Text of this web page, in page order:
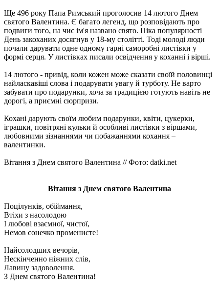
Ще 496 року Папа Римський проголосив 14 лютого Днем
святого Валентина. Є багато легенд, що розповідають про
подвиги того, на чиє ім'я названо свято. Піка популярності
День закоханих досягнув у 18-му столітті. Тоді молоді люди
почали дарувати одне одному гарні саморобні листівки у
формі серця. У листівках писали освідчення у коханні і вірші.
14 лютого - привід, коли кожен може сказати своїй половинці
найласкавіші слова і подарувати увагу й турботу. Не варто
забувати про подарунки, хоча за традицією готують навіть не
дорогі, а приємні сюрпризи.
Кохані дарують своїм любим подарунки, квіти, цукерки,
іграшки, повітряні кульки й особливі листівки з віршами,
любовними зізнаннями чи побажаннями кохання –
валентинки.
Вітання з Днем святого Валентина // Фото: datki.net
Вітання з Днем святого Валентина
Поцілунків, обіймання,
Втіхи з насолодою
І любові взаємної, чистої,
Немов сонечко променисте!
Найсолодших вечорів,
Нескінченно ніжних слів,
Лавину задоволення.
З Днем святого Валентина!